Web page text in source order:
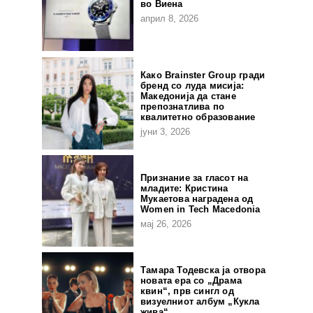
во Виена
април 8, 2026
Како Brainster Group гради
бренд со луда мисија:
Македонија да стане
препознатлива по
квалитетно образование
јуни 3, 2026
Признание за гласот на
младите: Кристина
Мукаетова наградена од
Women in Tech Macedonia
мај 26, 2026
Тамара Тодевска ја отвора
новата ера со „Драма
квин“, прв сингл од
визуелниот албум „Кукла